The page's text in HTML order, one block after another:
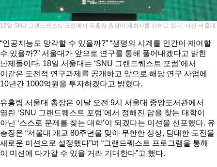
18일 SNU 그랜드퀘스트 포럼에서 유홍림 총장이 개회사를 전하고 있다. 사진 서울대
“인공지능도 망각할 수 있을까?” “생명의 시계를 인간이 제어할
수 있을까?” 서울대가 앞으로 연구를 통해 풀어내겠다고 밝힌
난제들이다. 18일 서울대는 ‘SNU 그랜드퀘스트 포럼’에서
이같은 도전적 연구과제를 공개하고 앞으로 해당 연구 사업에
10년간 1000억원을 투자하겠다고 밝혔다.
유홍림 서울대 총장은 이날 오전 9시 서울대 중앙도서관에서
열린 ‘SNU 그랜드퀘스트 포럼’에서 정해진 답을 찾는 대학이
아닌 ‘스스로 문제를 찾는 대학’이 되겠다는 미션을 선포했다. 유
총장은 “서울대 개교 80주년을 맞아 무한한 상상, 담대한 도전을
새로운 미션으로 설정했다”며 “그랜드퀘스트 프로그램을 통해
이 미션에 다가갈 수 있을 거라 기대한다”고 했다.